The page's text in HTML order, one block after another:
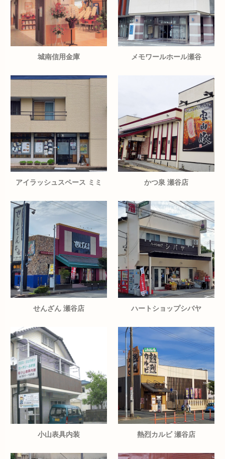
城南信用金庫 メモワールホール瀬谷
アイラッシュスペース ミミ かつ泉 瀬谷店
せんざん 瀬谷店 ハートショップシバヤ
小山表具内装 熱烈カルビ 瀬谷店